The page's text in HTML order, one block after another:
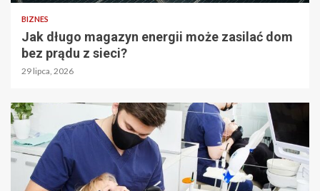
BIZNES
Jak długo magazyn energii może zasilać dom
bez prądu z sieci?
29 lipca, 2026